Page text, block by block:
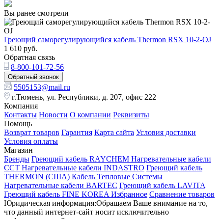
Вы ранее смотрели
Греющий саморегулирующийся кабель Thermon RSX 10-2-OJ
1 610 руб.
Обратная связь
8-800-101-72-56
Обратный звонок
5505153@mail.ru
г.Тюмень, ул. Республики, д. 207, офис 222
Компания
Контакты Новости О компании Реквизиты
Помощь
Возврат товаров Гарантия Карта сайта Условия доставки
Условия оплаты
Магазин
Бренды Греющий кабель RAYCHEM Нагревательные кабели
ССТ Нагревательные кабели INDASTRO Греющий кабель
THERMON (США) Кабель Тепловые Системы
Нагревательные кабели BARTEC Греющий кабель LAVITA
Греющий кабель FINE KOREA Избранное Сравнение товаров
Юридическая информация:Обращаем Ваше внимание на то,
что данный интернет-сайт носит исключительно